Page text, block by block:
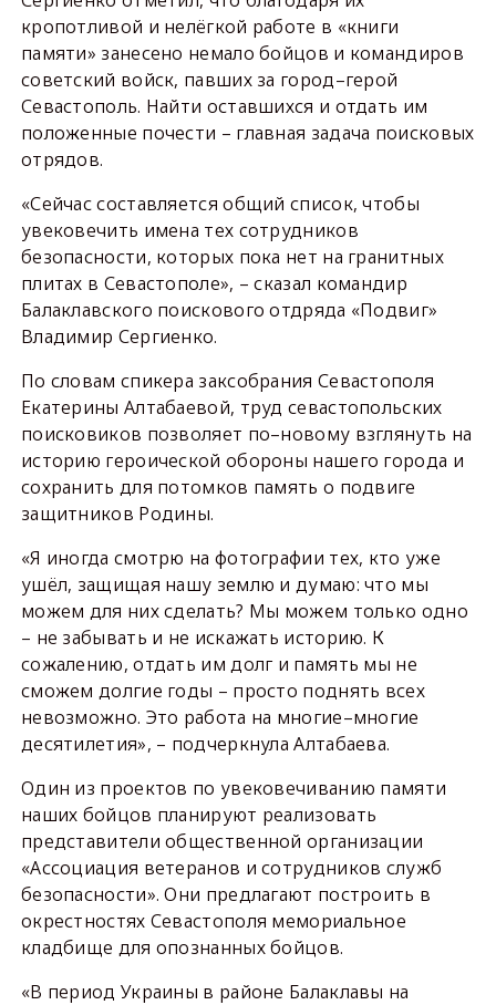
кропотливой и нелёгкой работе в «книги
памяти» занесено немало бойцов и командиров
советский войск, павших за город–герой
Севастополь. Найти оставшихся и отдать им
положенные почести – главная задача поисковых
отрядов.
«Сейчас составляется общий список, чтобы
увековечить имена тех сотрудников
безопасности, которых пока нет на гранитных
плитах в Севастополе», – сказал командир
Балаклавского поискового отдряда «Подвиг»
Владимир Сергиенко.
По словам спикера заксобрания Севастополя
Екатерины Алтабаевой, труд севастопольских
поисковиков позволяет по–новому взглянуть на
историю героической обороны нашего города и
сохранить для потомков память о подвиге
защитников Родины.
«Я иногда смотрю на фотографии тех, кто уже
ушёл, защищая нашу землю и думаю: что мы
можем для них сделать? Мы можем только одно
– не забывать и не искажать историю. К
сожалению, отдать им долг и память мы не
сможем долгие годы – просто поднять всех
невозможно. Это работа на многие–многие
десятилетия», – подчеркнула Алтабаева.
Один из проектов по увековечиванию памяти
наших бойцов планируют реализовать
представители общественной организации
«Ассоциация ветеранов и сотрудников служб
безопасности». Они предлагают построить в
окрестностях Севастополя мемориальное
кладбище для опознанных бойцов.
«В период Украины в районе Балаклавы на